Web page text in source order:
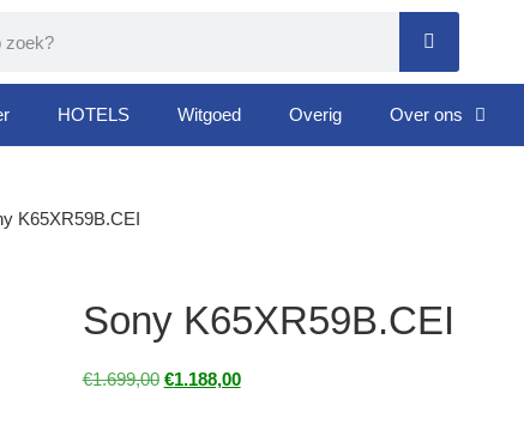
HOTELS Witgoed Overig Over ons
K65XR59B.CEI
Sony K65XR59B.CEI
€1.699,00 €1.188,00